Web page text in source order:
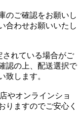
のご確認をお願いし
合わせお願いいたし
れている場合がご
認の上、配送選択で
致します。
やオンラインショ
りますのでご安心く